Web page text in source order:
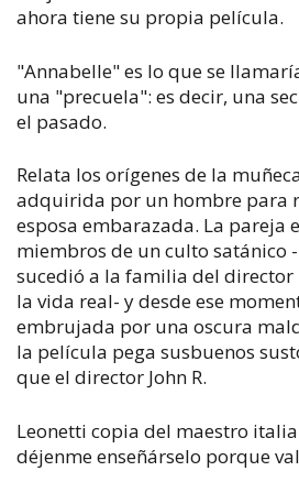
ahora tiene su propia película.
"Annabelle" es lo que se
una "precuela": es decir, una
el pasado.
Relata los orígenes de la
adquirida por un hombre para
esposa embarazada. La pareja
miembros de un culto satánico
sucedió a la familia del director
la vida real- y desde ese
embrujada por una oscura
la película pega susbuenos
que el director John R.
Leonetti copia del maestro
déjenme enseñárselo porque